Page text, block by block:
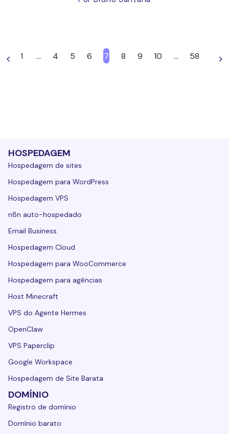
< 1 … 4 5 6 7 8 9 10 … 58 >
HOSPEDAGEM
Hospedagem de sites
Hospedagem para WordPress
Hospedagem VPS
n8n auto-hospedado
Email Business
Hospedagem Cloud
Hospedagem para WooCommerce
Hospedagem para agências
Host Minecraft
VPS do Agente Hermes
OpenClaw
VPS Paperclip
Google Workspace
Hospedagem de Site Barata
DOMÍNIO
Registro de domínio
Domínio barato